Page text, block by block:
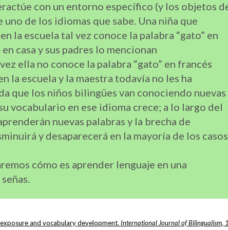
con un entorno específico (y los objetos
de los idiomas que sabe. Una niña que
la escuela tal vez conoce la palabra “gato” en
casa y sus padres lo mencionan
ella no conoce la palabra “gato” en francés
la escuela y la maestra todavía no les ha
que los niños bilingües van conociendo nuevas
vocabulario en ese idioma crece; a lo largo del
nuevas palabras y la brecha de
y desaparecerá en la mayoría de los
cómo es aprender lenguaje en una
and vocabulary development. International Journal of Bilingualism,